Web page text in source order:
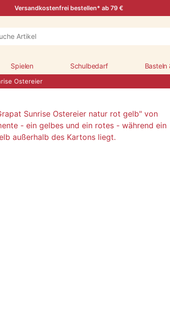
Versandkostenfrei bestellen* ab 79 €
Spielen Schulbedarf Basteln
Ostereier